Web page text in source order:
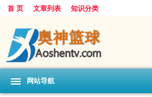
首 页 文章列表 知识分类
网站导航